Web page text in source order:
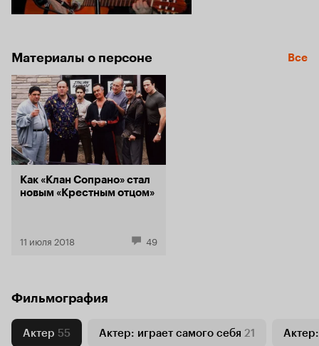
Материалы о персоне Все
Как «Клан Сопрано» стал
новым «Крестным отцом»
11 июля 2018 49
Фильмография
Актер 55 Актер: играет самого себя 21